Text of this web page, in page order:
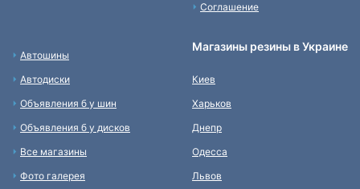
Соглашение
Автошины
Автодиски
Объявления б у шин
Объявления б у дисков
Все магазины
Фото галерея
Магазины резины в Украине
Киев
Харьков
Днепр
Одесса
Львов